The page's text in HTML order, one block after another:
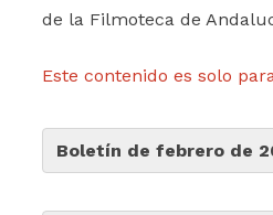
de la Filmoteca de
Este contenido es solo
Boletín de febrero de